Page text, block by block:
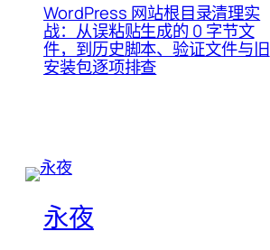
WordPress 网站根目录清理实
战：从误粘贴生成的 0 字节文
件，到历史脚本、验证文件与旧
安装包逐项排查
永夜